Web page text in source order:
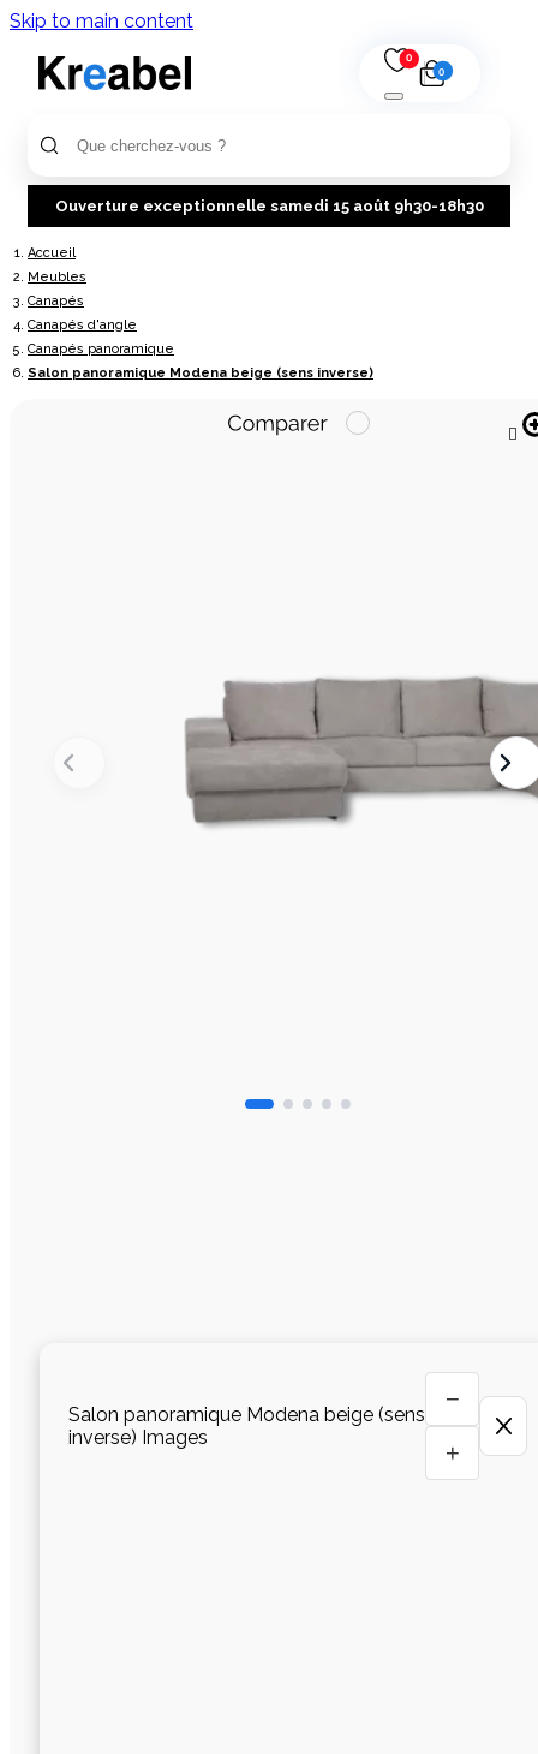
Skip to main content
0
0
Ouverture exceptionnelle samedi 15 août 9h30-18h30
Accueil
Meubles
Canapés
Canapés d'angle
Canapés panoramique
Salon panoramique Modena beige (sens inverse)

Salon panoramique Modena beige (sens
inverse) Images
−
+